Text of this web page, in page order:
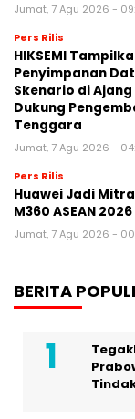
Jumat, 7 Agu 2026 -
Pers Rilis
HIKSEMI
Penyimpanan
Skenario di
Dukung
Tenggara
Jumat, 7 Agu 2026 -
Pers Rilis
Huawei Jadi
M360 ASEAN 2026
Jumat, 7 Agu 2026 -
BERITA